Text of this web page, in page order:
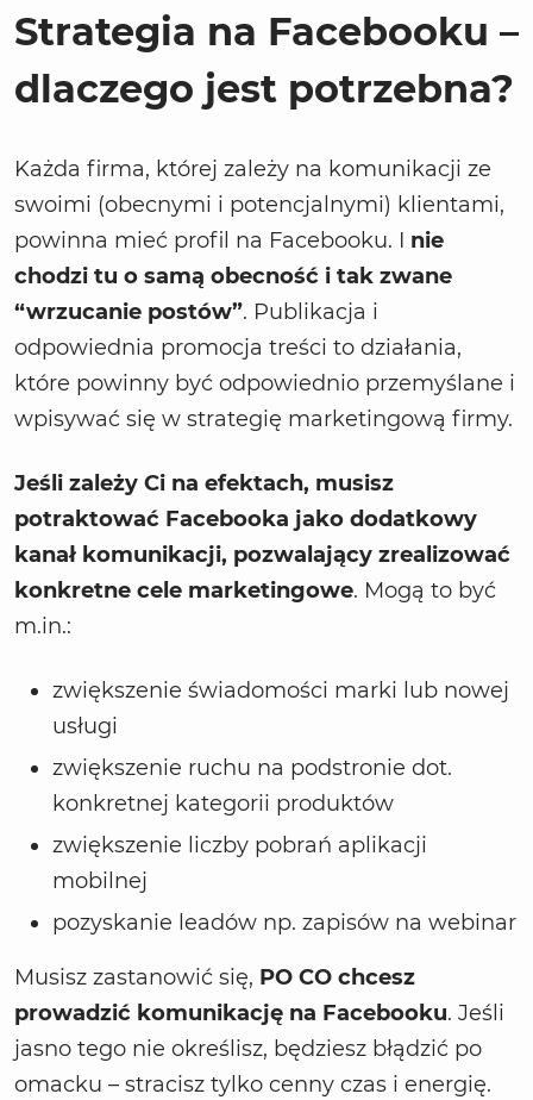
Strategia na Facebooku –
dlaczego jest potrzebna?
Każda firma, której zależy na komunikacji ze
swoimi (obecnymi i potencjalnymi) klientami,
powinna mieć profil na Facebooku. I nie
chodzi tu o samą obecność i tak zwane
“wrzucanie postów”. Publikacja i
odpowiednia promocja treści to działania,
które powinny być odpowiednio przemyślane i
wpisywać się w strategię marketingową firmy.
Jeśli zależy Ci na efektach, musisz
potraktować Facebooka jako dodatkowy
kanał komunikacji, pozwalający zrealizować
konkretne cele marketingowe. Mogą to być
m.in.:
zwiększenie świadomości marki lub nowej
usługi
zwiększenie ruchu na podstronie dot.
konkretnej kategorii produktów
zwiększenie liczby pobrań aplikacji
mobilnej
pozyskanie leadów np. zapisów na webinar
Musisz zastanowić się, PO CO chcesz
prowadzić komunikację na Facebooku. Jeśli
jasno tego nie określisz, będziesz błądzić po
omacku – stracisz tylko cenny czas i energię.